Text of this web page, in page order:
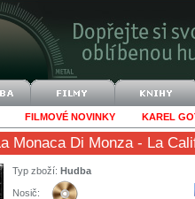
FILMOVÉ NOVINKY KAREL
Monaca Di Monza - La
Typ zboží: Hudba
Nosič: